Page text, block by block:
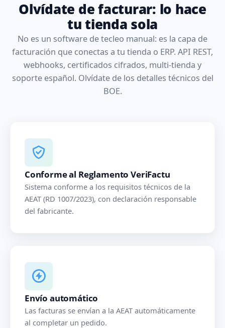
Olvídate de facturar: lo hace
tu tienda sola
No es un software de tecleo manual: es la capa de
facturación que conectas a tu tienda o ERP. API REST,
webhooks, certificados cifrados, multi-tienda y
soporte español. Olvídate de los detalles técnicos del
BOE.
Conforme al Reglamento VeriFactu
Sistema conforme a los requisitos técnicos de la
AEAT (RD 1007/2023), con declaración responsable
del fabricante.
Envío automático
Las facturas se envían a la AEAT automáticamente
al completar un pedido.